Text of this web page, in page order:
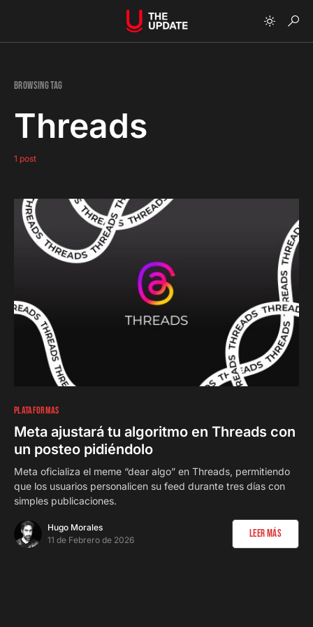
Browsing Tag
Threads
1 post
PLATAFORMAS
Meta ajustará tu algoritmo en Threads con
un posteo pidiéndolo
Meta oficializa el meme “dear algo” en Threads, permitiendo
que los usuarios personalicen su feed durante tres días con
simples publicaciones.
Hugo Morales
11 de Febrero de 2026
Leer Más